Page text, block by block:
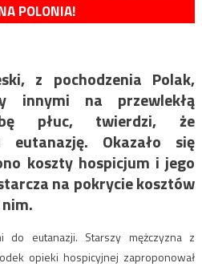
POLONIA!
z pochodzenia Polak,
innymi na przewlekłą
płuc, twierdzi, że
eutanazję. Okazało się
koszty hospicjum i jego
na pokrycie kosztów
do eutanazji. Starszy mężczyzna z
opieki hospicyjnej zaproponował